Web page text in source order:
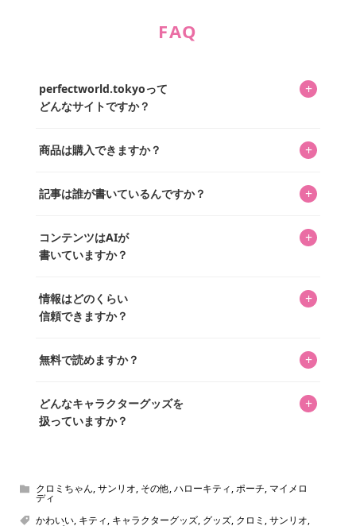
FAQ
perfectworld.tokyoって
どんなサイトですか？
+
ってもらうニュースサイトです。運営はキャラグッズコレ
を中心に行われており、私たちは実際に40,000種のキャラグ
商品は購入できますか？ +
「perfectworld.shop」で、ほとんど全てのアイテムを購
があり、そこからジャンプできます。
記事は誰が書いているんですか？ +
ています。記事内の99%を超えるほぼすべての写真も、1枚
ずつ心を込めて自分たちで撮影したものです。さらに、10
ッズを収集し、月に1,000点の新商品を選定・購入する編集
長KOSが全記事を監修しています。
コンテンツはAIが
書いていますか？
+
書いています。AIは使用していません。編集長KOSが最終確
認を行い、手動で更新しています。
情報はどのくらい
信頼できますか？
+
いをお届けすることは保証します。なお、記事内に価格は
め、正確な情報をお伝えできないからです。
無料で読めますか？ +
どんなキャラクターグッズを
扱っていますか？
+
ん！200種以上のトレンディなキャラクターやアニメキャラ
をご紹介しています。生まれたばかりの新しいキャラクタ
クロミちゃん,サンリオ, その他,ハローキティ,ポーチ, マイメロ
ディ
かわいい, キティ, キャラクターグッズ, グッズ, クロミ ,サンリオ,